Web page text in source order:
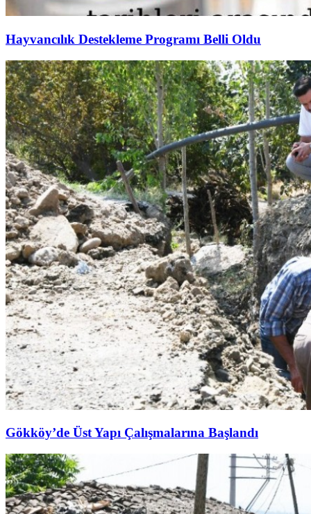
Hayvancılık Destekleme Programı Belli Oldu
Gökköy’de Üst Yapı Çalışmalarına Başlandı